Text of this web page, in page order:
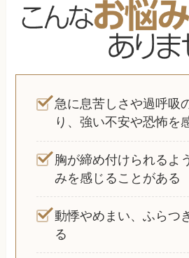
急に息苦しさや過呼吸
り、強い不安や恐怖を
胸が締め付けられるよ
みを感じることがある
動悸やめまい、ふらつ
る